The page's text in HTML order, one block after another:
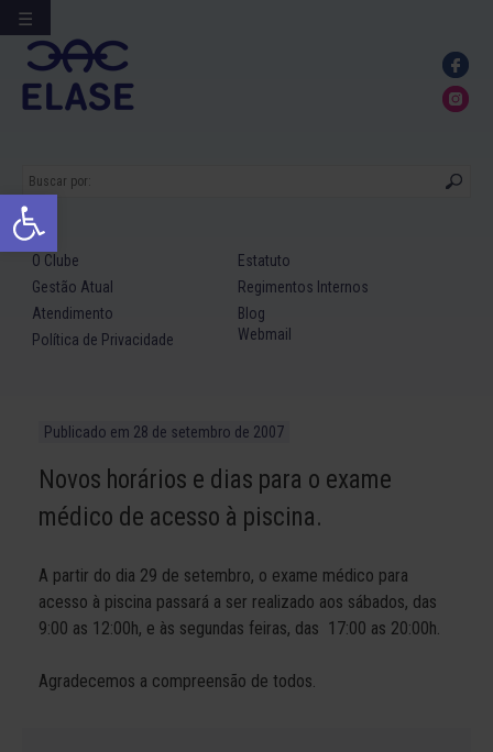
Abrir a barra de ferramentas
Ir
para
conteúdo
O Clube
Estatuto
Gestão Atual
Regimentos Internos
Atendimento
Blog
Política de Privacidade
Webmail
Publicado em 28 de setembro de 2007
Novos horários e dias para o exame
médico de acesso à piscina.
A partir do dia 29 de setembro, o exame médico para
acesso à piscina passará a ser realizado aos sábados, das
9:00 as 12:00h, e às segundas feiras, das 17:00 as 20:00h.
Agradecemos a compreensão de todos.
☰